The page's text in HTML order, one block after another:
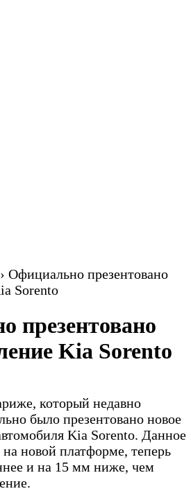
› Официально презентовано
Sorento
презентовано
Kia Sorento
который недавно
было презентовано новое
Kia Sorento. Данное
новой платформе, теперь
и на 15 мм ниже, чем